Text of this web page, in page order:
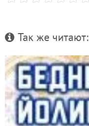
Так же читают: